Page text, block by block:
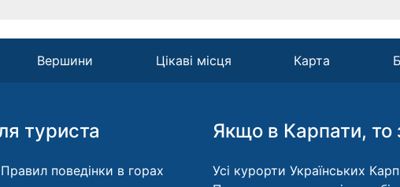
Вершини Цікаві місця Карта
туриста
поведінки в горах
Якщо в Карпати, то
Усі курорти Українських